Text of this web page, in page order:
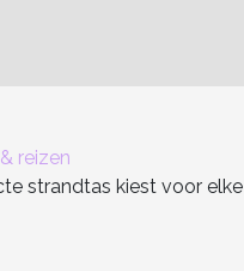
reizen
strandtas kiest voor elke